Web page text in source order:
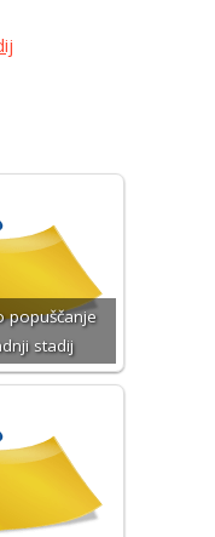
popuščanje
stadij